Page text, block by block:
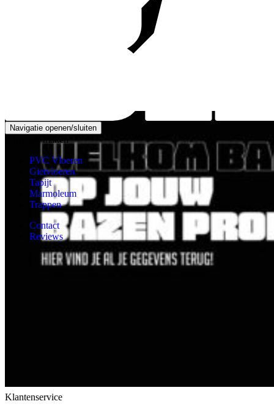
Navigatie openen/sluiten
Afspraak maken
PVC Vloeren
Gietvloeren
Tapijt
Marmoleum
Trappen
Contact
Reviews
Klantenservice